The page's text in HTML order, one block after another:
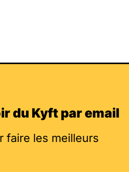
du Kyft par email
faire les meilleurs